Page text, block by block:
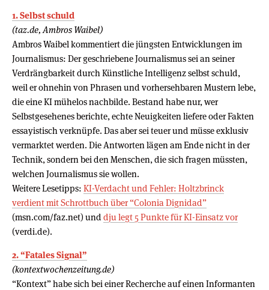
1. Selbst schuld
(taz.de, Ambros Waibel)
Ambros Waibel kommentiert die jüngsten Entwicklungen im
Journalismus: Der geschriebene Journalismus sei an seiner
Verdrängbarkeit durch Künstliche Intelligenz selbst schuld,
weil er ohnehin von Phrasen und vorhersehbaren Mustern lebe,
die eine KI mühelos nachbilde. Bestand habe nur, wer
Selbstgesehenes berichte, echte Neuigkeiten liefere oder Fakten
essayistisch verknüpfe. Das aber sei teuer und müsse exklusiv
vermarktet werden. Die Antworten lägen am Ende nicht in der
Technik, sondern bei den Menschen, die sich fragen müssten,
welchen Journalismus sie wollen.
Weitere Lesetipps: KI-Verdacht und Fehler: Holtzbrinck
verdient mit Schrottbuch über “Colonia Dignidad”
(msn.com/faz.net) und dju legt 5 Punkte für KI-Einsatz vor
(verdi.de).
2. “Fatales Signal”
(kontextwochenzeitung.de)
“Kontext” habe sich bei einer Recherche auf einen Informanten